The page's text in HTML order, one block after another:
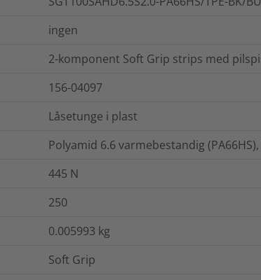
ingen
2-komponent Soft Grip strips med
156-04097
Låsetunge i plast
Polyamid 6.6 varmebestandig
445 N
250
0.005993 kg
Soft Grip